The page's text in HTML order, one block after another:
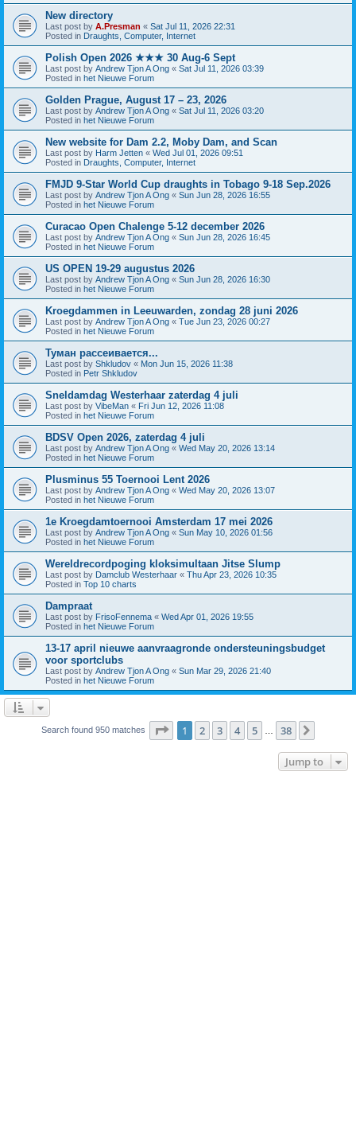
New directory
Last post by A.Presman « Sat Jul 11, 2026 22:31
Posted in Draughts, Computer, Internet
Polish Open 2026 ★★★ 30 Aug-6 Sept
Last post by Andrew Tjon A Ong « Sat Jul 11, 2026 03:39
Posted in het Nieuwe Forum
Golden Prague, August 17 – 23, 2026
Last post by Andrew Tjon A Ong « Sat Jul 11, 2026 03:20
Posted in het Nieuwe Forum
New website for Dam 2.2, Moby Dam, and Scan
Last post by Harm Jetten « Wed Jul 01, 2026 09:51
Posted in Draughts, Computer, Internet
FMJD 9-Star World Cup draughts in Tobago 9-18 Sep.2026
Last post by Andrew Tjon A Ong « Sun Jun 28, 2026 16:55
Posted in het Nieuwe Forum
Curacao Open Chalenge 5-12 december 2026
Last post by Andrew Tjon A Ong « Sun Jun 28, 2026 16:45
Posted in het Nieuwe Forum
US OPEN 19-29 augustus 2026
Last post by Andrew Tjon A Ong « Sun Jun 28, 2026 16:30
Posted in het Nieuwe Forum
Kroegdammen in Leeuwarden, zondag 28 juni 2026
Last post by Andrew Tjon A Ong « Tue Jun 23, 2026 00:27
Posted in het Nieuwe Forum
Туман рассеивается...
Last post by Shkludov « Mon Jun 15, 2026 11:38
Posted in Petr Shkludov
Sneldamdag Westerhaar zaterdag 4 juli
Last post by VibeMan « Fri Jun 12, 2026 11:08
Posted in het Nieuwe Forum
BDSV Open 2026, zaterdag 4 juli
Last post by Andrew Tjon A Ong « Wed May 20, 2026 13:14
Posted in het Nieuwe Forum
Plusminus 55 Toernooi Lent 2026
Last post by Andrew Tjon A Ong « Wed May 20, 2026 13:07
Posted in het Nieuwe Forum
1e Kroegdamtoernooi Amsterdam 17 mei 2026
Last post by Andrew Tjon A Ong « Sun May 10, 2026 01:56
Posted in het Nieuwe Forum
Wereldrecordpoging kloksimultaan Jitse Slump
Last post by Damclub Westerhaar « Thu Apr 23, 2026 10:35
Posted in Top 10 charts
Dampraat
Last post by FrisoFennema « Wed Apr 01, 2026 19:55
Posted in het Nieuwe Forum
13-17 april nieuwe aanvraagronde ondersteuningsbudget
voor sportclubs
Last post by Andrew Tjon A Ong « Sun Mar 29, 2026 21:40
Posted in het Nieuwe Forum
Search found 950 matches Page 1of 38
1 2 3 4 5 … 38
Jump to